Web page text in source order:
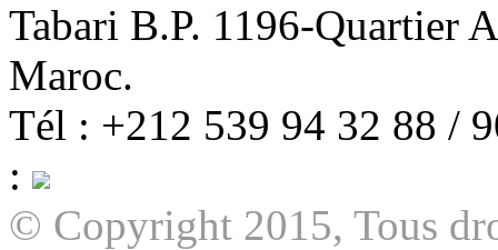
Tabari B.P. 1196-Quartier
Maroc.
Tél : +212 539 94 32 88 /
:
© Copyright 2015, Tous